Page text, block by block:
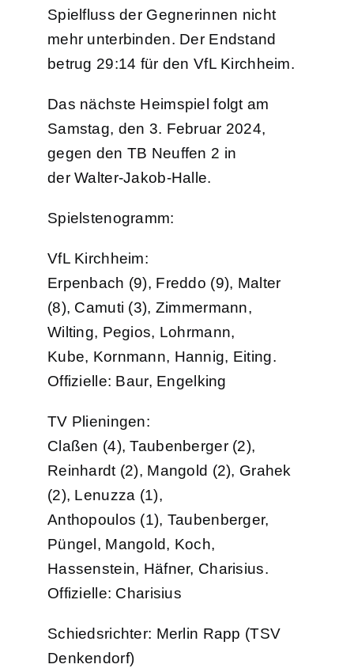
Spielfluss der Gegnerinnen nicht
mehr unterbinden. Der Endstand
betrug 29:14 für den VfL Kirchheim.
Das nächste Heimspiel folgt am
Samstag, den 3. Februar 2024,
gegen den TB Neuffen 2 in
der Walter-Jakob-Halle.
Spielstenogramm:
VfL Kirchheim:
Erpenbach (9), Freddo (9), Malter
(8), Camuti (3), Zimmermann,
Wilting, Pegios, Lohrmann,
Kube, Kornmann, Hannig, Eiting.
Offizielle: Baur, Engelking
TV Plieningen:
Claßen (4), Taubenberger (2),
Reinhardt (2), Mangold (2), Grahek
(2), Lenuzza (1),
Anthopoulos (1), Taubenberger,
Püngel, Mangold, Koch,
Hassenstein, Häfner, Charisius.
Offizielle: Charisius
Schiedsrichter: Merlin Rapp (TSV
Denkendorf)